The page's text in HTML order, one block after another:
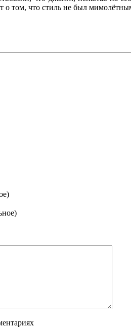
о том, что стиль не был